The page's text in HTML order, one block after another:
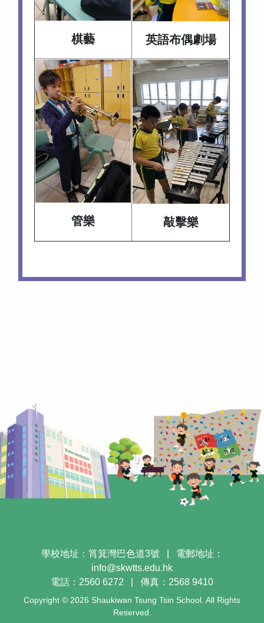
棋藝 英語布偶劇場
管樂 敲擊樂
學校地址：筲箕灣巴色道3號
電郵地址：
info@skwtts.edu.hk
電話：2560 6272
傳真：2568 9410
Copyright © 2026 Shaukiwan Tsung Tsin School. All Rights
Reserved.